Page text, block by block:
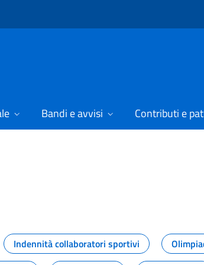
Bandi e avvisi Contributi e
per lo sport
Indennità collaboratori sportivi